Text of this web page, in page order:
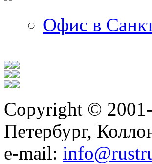
Офис в
Copyright ©
Петербург,
е-mail: